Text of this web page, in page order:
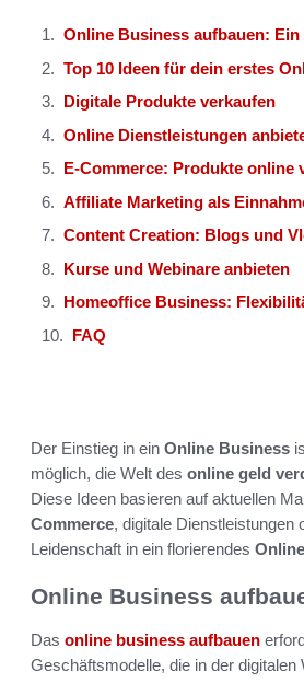
Online Business aufbauen:
Top 10 Ideen für dein erstes
Digitale Produkte verkaufen
Online Dienstleistungen
E-Commerce: Produkte online
Affiliate Marketing als
Content Creation: Blogs und
Kurse und Webinare anbieten
Homeoffice Business:
FAQ
Der Einstieg in ein Online Business
möglich, die Welt des online geld
Diese Ideen basieren auf aktuellen
Commerce, digitale Dienstleistungen
Leidenschaft in ein florierendes
Online Business
Das online business aufbauen
Geschäftsmodelle, die in der